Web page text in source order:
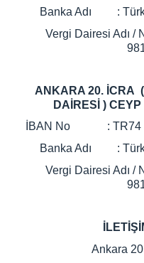
Banka Adı :
Vergi Dairesi Adı /
ANKARA 20. İCRA
DAİRESİ )
İBAN No : TR74
Banka Adı :
Vergi Dairesi Adı /
Ankara